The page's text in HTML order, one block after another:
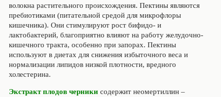
волокна растительного происхождения. Пектины являются
пребиотиками (питательной средой для микрофлоры
кишечника). Они стимулируют рост бифидо- и
лактобактерий, благоприятно влияют на работу желудочно-
кишечного тракта, особенно при запорах. Пектины
используют в диетах для снижения избыточного веса и
нормализации липидов низкой плотности, вредного
холестерина.
Экстракт плодов черники содержит неомертиллин –